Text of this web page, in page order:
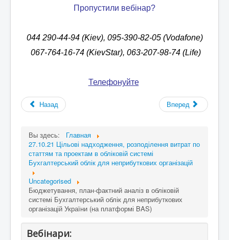
Пропустили вебінар?
044 290-44-94 (Kiev), 095-390-82-05 (Vodafone)
067-764-16-74 (KievStar), 063-207-98-74 (Life)
Телефонуйте!
Назад Вперед
Вы здесь:
Главная
27.10.21 Цільові надходження, розподілення витрат по
статтям та проектам в обліковій системі
Бухгалтерський облік для неприбуткових організацій
Uncategorised
Бюджетування, план-фактний аналіз в обліковій
системі Бухгалтерський облік для неприбуткових
організацій України (на платформі BAS)
Вебінари: